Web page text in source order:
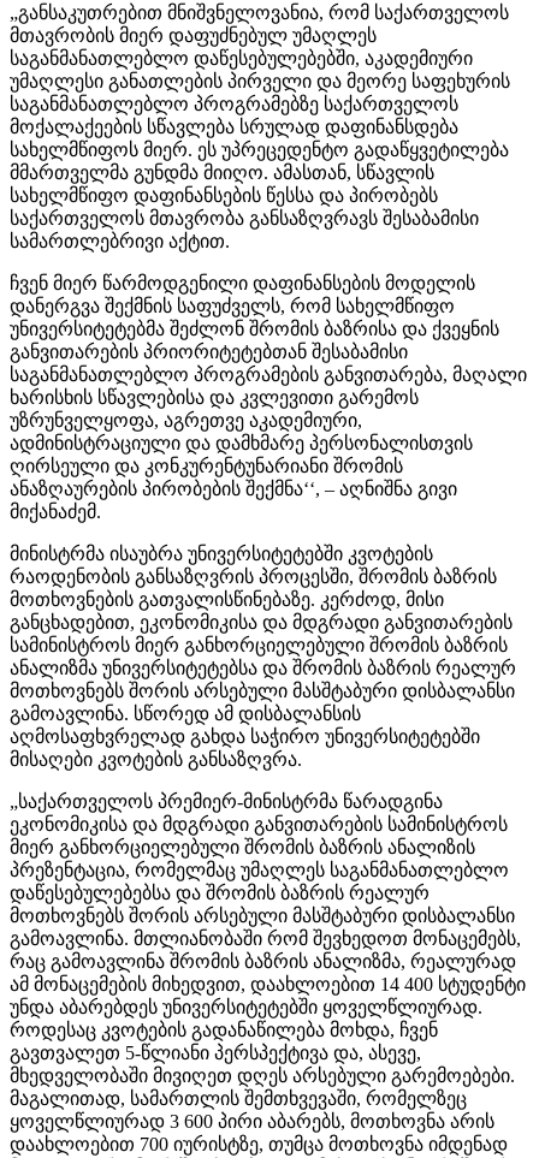
„განსაკუთრებით მნიშვნელოვანია, რომ საქართველოს
მთავრობის მიერ დაფუძნებულ უმაღლეს
საგანმანათლებლო დაწესებულებებში, აკადემიური
უმაღლესი განათლების პირველი და მეორე საფეხურის
საგანმანათლებლო პროგრამებზე საქართველოს
მოქალაქეების სწავლება სრულად დაფინანსდება
სახელმწიფოს მიერ. ეს უპრეცედენტო გადაწყვეტილება
მმართველმა გუნდმა მიიღო. ამასთან, სწავლის
სახელმწიფო დაფინანსების წესსა და პირობებს
საქართველოს მთავრობა განსაზღვრავს შესაბამისი
სამართლებრივი აქტით.
ჩვენ მიერ წარმოდგენილი დაფინანსების მოდელის
დანერგვა შექმნის საფუძველს, რომ სახელმწიფო
უნივერსიტეტებმა შეძლონ შრომის ბაზრისა და ქვეყნის
განვითარების პრიორიტეტებთან შესაბამისი
საგანმანათლებლო პროგრამების განვითარება, მაღალი
ხარისხის სწავლებისა და კვლევითი გარემოს
უზრუნველყოფა, აგრეთვე აკადემიური,
ადმინისტრაციული და დამხმარე პერსონალისთვის
ღირსეული და კონკურენტუნარიანი შრომის
ანაზღაურების პირობების შექმნა‘‘, – აღნიშნა გივი
მიქანაძემ.
მინისტრმა ისაუბრა უნივერსიტეტებში კვოტების
რაოდენობის განსაზღვრის პროცესში, შრომის ბაზრის
მოთხოვნების გათვალისწინებაზე. კერძოდ, მისი
განცხადებით, ეკონომიკისა და მდგრადი განვითარების
სამინისტროს მიერ განხორციელებული შრომის ბაზრის
ანალიზმა უნივერსიტეტებსა და შრომის ბაზრის რეალურ
მოთხოვნებს შორის არსებული მასშტაბური დისბალანსი
გამოავლინა. სწორედ ამ დისბალანსის
აღმოსაფხვრელად გახდა საჭირო უნივერსიტეტებში
მისაღები კვოტების განსაზღვრა.
„საქართველოს პრემიერ-მინისტრმა წარადგინა
ეკონომიკისა და მდგრადი განვითარების სამინისტროს
მიერ განხორციელებული შრომის ბაზრის ანალიზის
პრეზენტაცია, რომელმაც უმაღლეს საგანმანათლებლო
დაწესებულებებსა და შრომის ბაზრის რეალურ
მოთხოვნებს შორის არსებული მასშტაბური დისბალანსი
გამოავლინა. მთლიანობაში რომ შევხედოთ მონაცემებს,
რაც გამოავლინა შრომის ბაზრის ანალიზმა, რეალურად
ამ მონაცემების მიხედვით, დაახლოებით 14 400 სტუდენტი
უნდა აბარებდეს უნივერსიტეტებში ყოველწლიურად.
როდესაც კვოტების გადანაწილება მოხდა, ჩვენ
გავთვალეთ 5-წლიანი პერსპექტივა და, ასევე,
მხედველობაში მივიღეთ დღეს არსებული გარემოებები.
მაგალითად, სამართლის შემთხვევაში, რომელზეც
ყოველწლიურად 3 600 პირი აბარებს, მოთხოვნა არის
დაახლოებით 700 იურისტზე, თუმცა მოთხოვნა იმდენად